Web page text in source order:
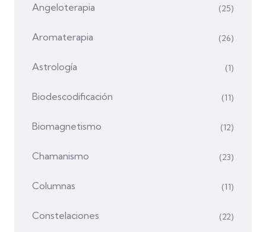
Angeloterapia (25)
Aromaterapia (26)
Astrología (1)
Biodescodificación (11)
Biomagnetismo (12)
Chamanismo (23)
Columnas (11)
Constelaciones (22)